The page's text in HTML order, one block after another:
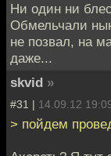
Ни один ни
Обмельчали
не позвал, на
даже...
skvid »
#31 | 14.09.12
> пойдем